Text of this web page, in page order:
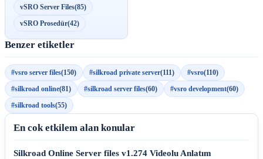
vSRO Server Files(85)
vSRO Prosedür(42)
Benzer etiketler
#vsro server files(150) #silkroad private server(111) #vsro(110)
#silkroad online(81) #silkroad server files(60) #vsro development(60)
#silkroad tools(55)
En cok etkilem alan konular
Silkroad Online Server files v1.274 Videolu Anlatım